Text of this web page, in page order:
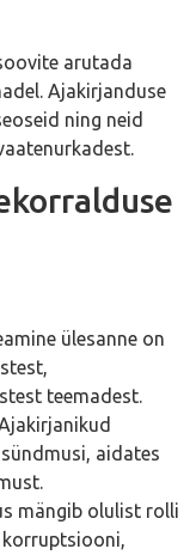
arutada
Ajakirjanduse
ning neid
ülesanne on
teemadest.
aidates
mängib olulist rolli